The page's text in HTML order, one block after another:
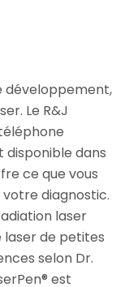
développement,
Le R&J
disponible dans
ce que vous
diagnostic.
laser
de petites
selon Dr.
est